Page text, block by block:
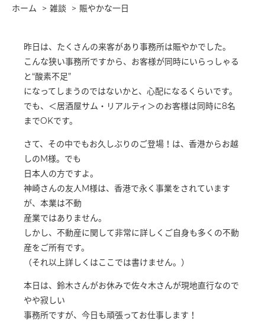
ホーム 雑談 賑やかな一日
昨日は、たくさんの来客があり事務所は賑やかでした。
こんな狭い事務所ですから、お客様が同時にいらっしゃる
と“酸素不足”
になってしまうのではないかと、心配になるくらいです。
でも、＜居酒屋サム・リアルティ＞のお客様は同時に8名
までOKです。
さて、その中でもお久しぶりのご登場！は、香港からお越
しのM様。でも
日本人の方ですよ。
神崎さんの友人M様は、香港で永く事業をされています
が、本業は不動
産業ではありません。
しかし、不動産に関して非常に詳しくご自身も多くの不動
産をご所有です。
（それ以上詳しくはここでは書けません。）
本日は、鈴木さんがお休みで佐々木さんが現地直行なので
やや寂しい
事務所ですが、今日も頑張ってお仕事します！